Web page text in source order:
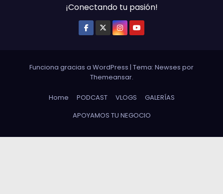
¡Conectando tu pasión!
Funciona gracias a WordPress | Tema: Newses por
Themeansar.
Home PODCAST VLOGS
GALERÍAS
APOYAMOS TU NEGOCIO